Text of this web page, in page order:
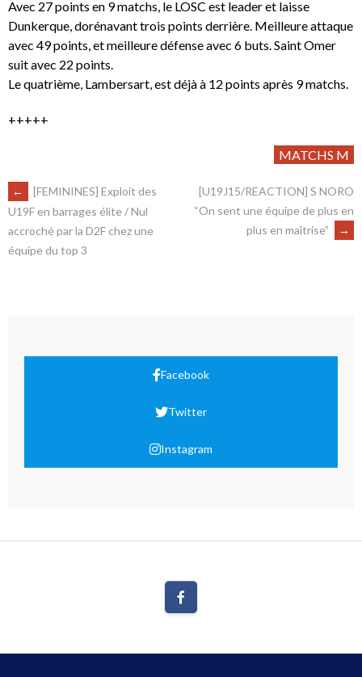
Avec 27 points en 9 matchs, le LOSC est leader et laisse
Dunkerque, dorénavant trois points derrière. Meilleure attaque
avec 49 points, et meilleure défense avec 6 buts. Saint Omer
suit avec 22 points.
Le quatrième, Lambersart, est déjà à 12 points après 9 matchs.
+++++
MATCHS M
←
[FEMININES] Exploit des
U19F en barrages élite / Nul
accroché par la D2F chez une
équipe du top 3
[U19J15/REACTION] S NORO
“On sent une équipe de plus en
plus en maîtrise”
→
Facebook
Twitter
Instagram